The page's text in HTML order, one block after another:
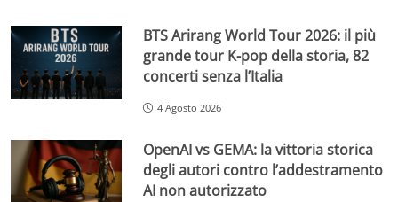
BTS Arirang World Tour 2026: il più
grande tour K-pop della storia, 82
concerti senza l’Italia
4 Agosto 2026
OpenAI vs GEMA: la vittoria storica
degli autori contro l’addestramento
AI non autorizzato